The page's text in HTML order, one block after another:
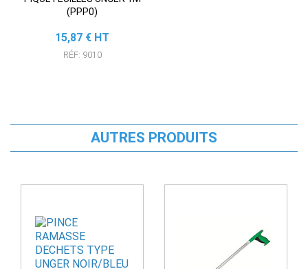
(PPP0)
Prix
15,87 € HT
RÉF: 9010
AUTRES PRODUITS